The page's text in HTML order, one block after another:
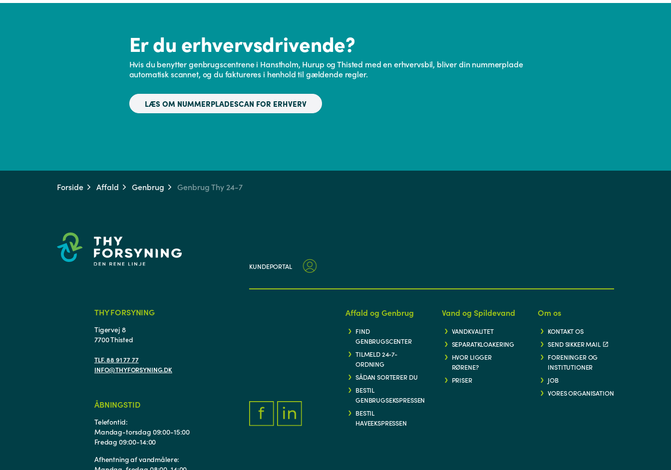
Er du erhvervsdrivende?
Hvis du benytter genbrugscentrene i Hanstholm, Hurup og Thisted med en erhvervsbil, bliver din nummerplade
automatisk scannet, og du faktureres i henhold til gældende regler.
LÆS OM NUMMERPLADESCAN FOR ERHVERV
Forside Affald Genbrug Genbrug Thy 24-7
KUNDEPORTAL
THY FORSYNING
Tigervej 8
7700 Thisted
TLF. 88 91 77 77
INFO@THYFORSYNING.DK
ÅBNINGSTID
Telefontid:
Mandag-torsdag 09:00-15:00
Fredag 09:00-14:00
Afhentning af vandmålere:
Affald og Genbrug
FIND
GENBRUGSCENTER
TILMELD 24-7-
ORDNING
SÅDAN SORTERER DU
BESTIL
GENBRUGSEKSPRESSEN
BESTIL
HAVEEKSPRESSEN
Vand og Spildevand
VANDKVALITET
SEPARATKLOAKERING
HVOR LIGGER
RØRENE?
PRISER
Om os
KONTAKT OS
SEND SIKKER MAIL
FORENINGER OG
INSTITUTIONER
JOB
VORES ORGANISATION